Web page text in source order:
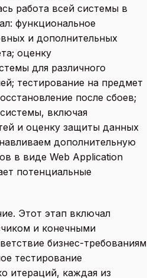
работа всей системы в
функциональное
и дополнительных
оценку
для различного
тестирование на предмет
после сбоев;
включая
и оценку защиты данных
дополнительную
в виде Web Application
потенциальные
Этот этап включал
и конечными
бизнес-требованиям
тестирование
итераций, каждая из